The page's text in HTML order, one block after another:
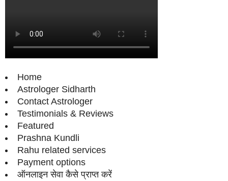
Home
Astrologer Sidharth
Contact Astrologer
Testimonials & Reviews
Featured
Prashna Kundli
Rahu related services
Payment options
ऑनलाइन सेवा कैसे प्राप्‍त करें